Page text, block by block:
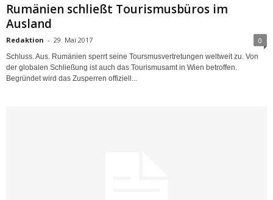
Rumänien schließt Tourismusbüros im
Ausland
Redaktion - 29. Mai 2017 0
Schluss. Aus. Rumänien sperrt seine Toursmusvertretungen weltweit zu. Von
der globalen Schließung ist auch das Tourismusamt in Wien betroffen.
Begründet wird das Zusperren offiziell...